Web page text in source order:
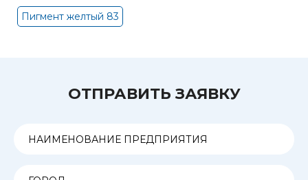
Пигмент желтый 83
ОТПРАВИТЬ ЗАЯВКУ